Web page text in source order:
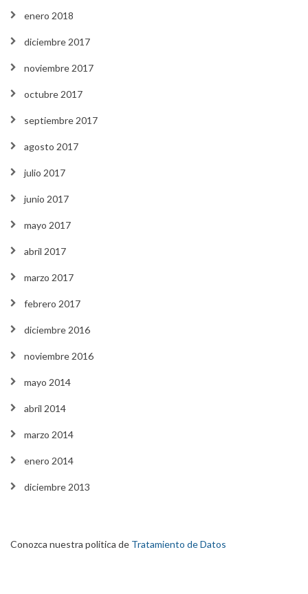
enero 2018
diciembre 2017
noviembre 2017
octubre 2017
septiembre 2017
agosto 2017
julio 2017
junio 2017
mayo 2017
abril 2017
marzo 2017
febrero 2017
diciembre 2016
noviembre 2016
mayo 2014
abril 2014
marzo 2014
enero 2014
diciembre 2013
Conozca nuestra politica de Tratamiento de Datos